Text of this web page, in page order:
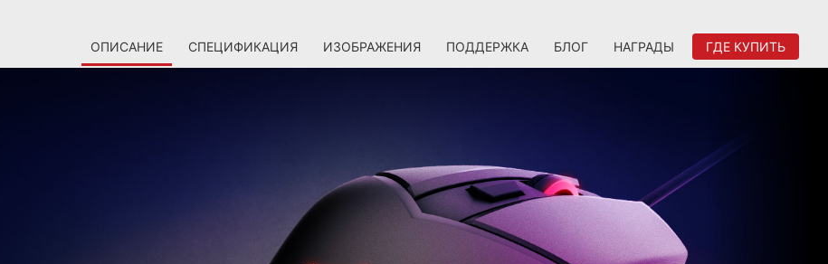
ОПИСАНИЕ СПЕЦИФИКАЦИЯ ИЗОБРАЖЕНИЯ ПОДДЕРЖКА БЛОГ НАГРАДЫ ГДЕ КУПИТЬ